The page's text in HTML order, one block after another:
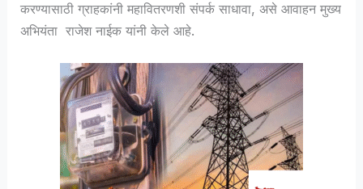
करण्यासाठी ग्राहकांनी महावितरणशी संपर्क साधावा, असे आवाहन मुख्य
अभियंता राजेश नाईक यांनी केले आहे.